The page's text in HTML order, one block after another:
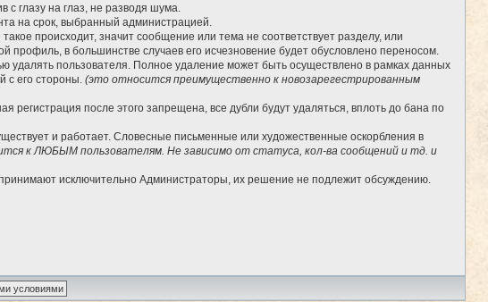
с глазу на глаз, не разводя шума.
на срок, выбранный администрацией.
происходит, значит сообщение или тема не соответствует разделу, или
в большинстве случаев его исчезновение будет обусловлено переносом.
удалять пользователя. Полное удаление может быть осуществлено в рамках данных
с его стороны. (это относится преимущественно к новозарегестрированным
после этого запрещена, все дубли будут удаляться, вплоть до бана по
и работает. Словесные письменные или художественные оскорбления в
к ЛЮБЫМ пользователям. Не зависимо от статуса, кол-ва сообщений и тд. и
исключительно Администраторы, их решение не подлежит обсуждению.